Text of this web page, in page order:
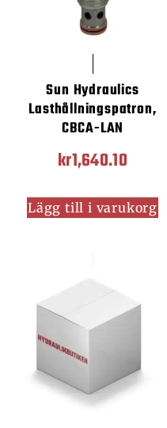
Sun Hydraulics
Lasthållningspatron,
CBCA-LAN
kr1,640.10
Lägg till i varukorg